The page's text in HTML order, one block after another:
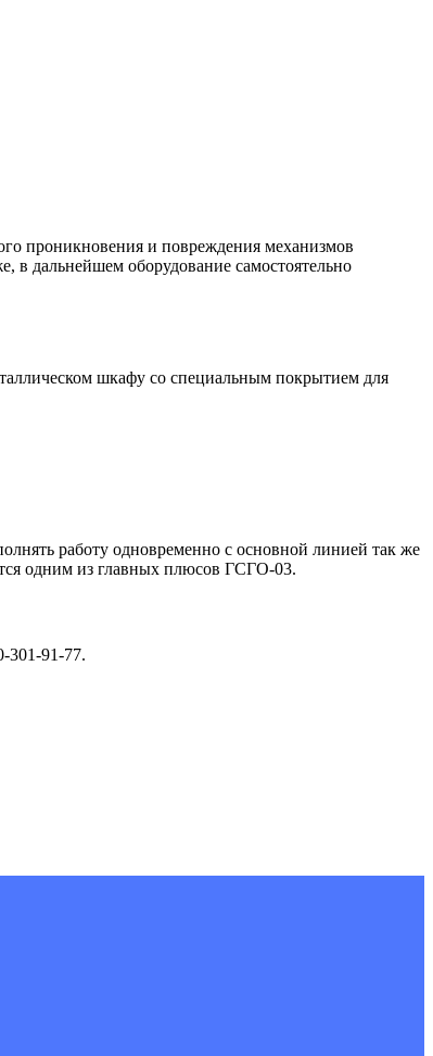
проникновения и повреждения механизмов
в дальнейшем оборудование самостоятельно
шкафу со специальным покрытием для
работу одновременно с основной линией так же
одним из главных плюсов ГСГО-03.
301-91-77.